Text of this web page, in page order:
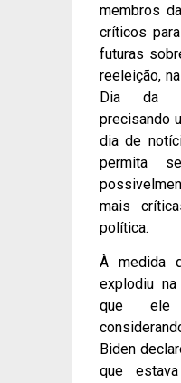
membros
críticos
futuras
reeleição,
Dia da
precisando
dia de
permita
mais
política.
À medida
explodiu
que ele
Biden
que